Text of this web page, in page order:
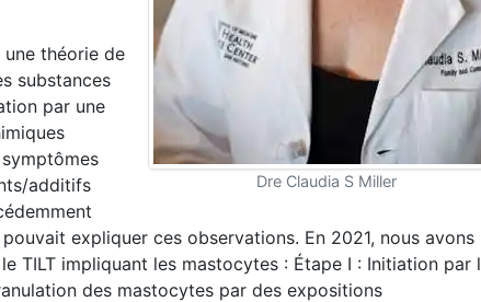
Dre Claudia S Miller
théorie de
substances
par une
additifs
expliquer ces observations. En 2021, nous avons
TILT impliquant les mastocytes : Étape I : Initiation par
des mastocytes par des expositions